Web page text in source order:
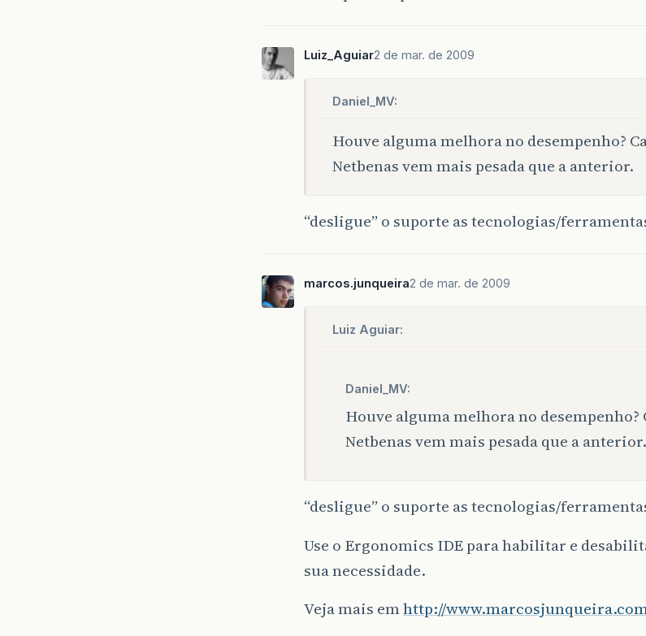
Luiz_Aguiar2 de mar. de 2009
Daniel_MV:
Houve alguma melhora no desempenho?
Netbenas vem mais pesada que a anterior.
“desligue” o suporte as tecnologias/
marcos.junqueira2 de mar. de 2009
Luiz Aguiar:
Daniel_MV:
Houve alguma melhora no desempenho?
Netbenas vem mais pesada que a anterior.
“desligue” o suporte as tecnologias/
Use o Ergonomics IDE para habilitar e
sua necessidade.
Veja mais emhttp://